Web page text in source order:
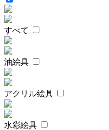
すべて
油絵具
アクリル絵具
水彩絵具